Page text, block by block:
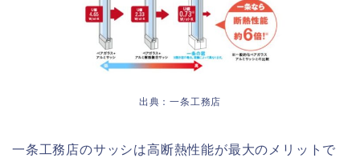
出典：一条工務店
一条工務店のサッシは高断熱性能が最大のメリットで